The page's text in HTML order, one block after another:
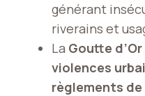
générant
riverains et
La Goutte d’Or
violences
règlements